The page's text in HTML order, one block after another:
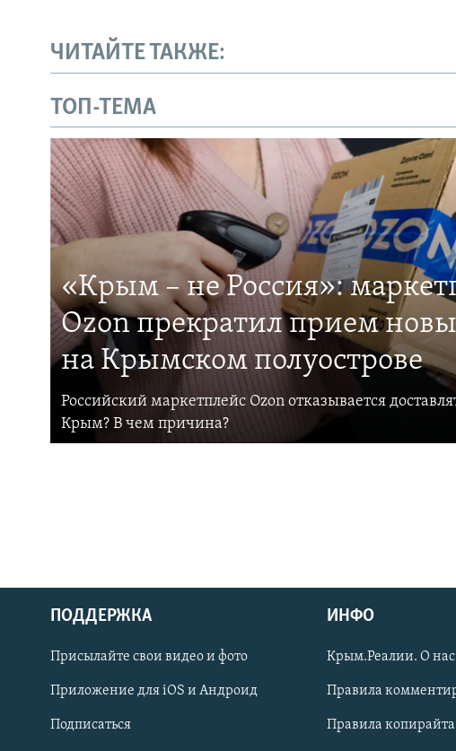
Українською
Qırımtatar
ПРИСОЕДИНЯЙТЕСЬ!
ЧИТАЙТЕ ТАКЖЕ:
ТОП-ТЕМА
«Крым – не Россия»:
Ozon прекратил прием
на Крымском полуострове
Российский маркетплейс Ozon отказывается
Крым? В чем причина?
ПОДДЕРЖКА
Присылайте свои видео и фото
Приложение для iOS и Андроид
Подписаться
ИНФО
Крым.Реалии. О нас
Правила
Правила копирайта